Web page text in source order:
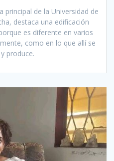
principal de la Universidad de
destaca una edificación
es diferente en varios
como en lo que allí se
produce.